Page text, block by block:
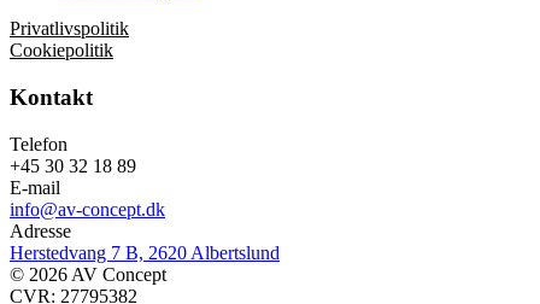
Privatlivspolitik
Cookiepolitik
Kontakt
Telefon
+45 30 32 18 89
E-mail
info@av-concept.dk
Adresse
Herstedvang 7 B, 2620 Albertslund
© 2026 AV Concept
CVR: 27795382